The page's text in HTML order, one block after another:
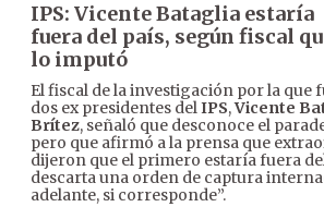
IPS: Vicente Bataglia estaría
fuera del país, según fiscal
lo imputó
El fiscal de la investigación por la que
dos ex presidentes delIPS,Vicente
Brítez, señaló que desconoce el
pero que afirmó a la prensa que
dijeron que el primero estaría fuera
descarta una orden de captura
adelante, si corresponde”.